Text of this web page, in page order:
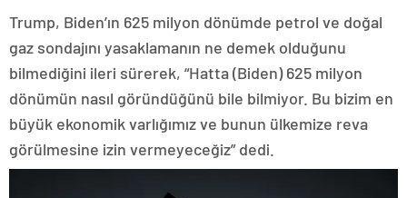
Trump, Biden’ın 625 milyon dönümde petrol ve doğal
gaz sondajını yasaklamanın ne demek olduğunu
bilmediğini ileri sürerek, “Hatta (Biden) 625 milyon
dönümün nasıl göründüğünü bile bilmiyor. Bu bizim en
büyük ekonomik varlığımız ve bunun ülkemize reva
görülmesine izin vermeyeceğiz” dedi.